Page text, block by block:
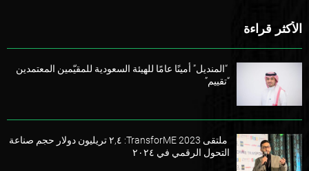
الأكثر قراءة
“المنديل” أمينًا عامًا للهيئة السعودية للمقيّمين المعتمدين
“تقييم”
ملتقى TransforME 2023: ٢,٤ تريليون دولار حجم صناعة
التحول الرقمي في ٢٠٢٤